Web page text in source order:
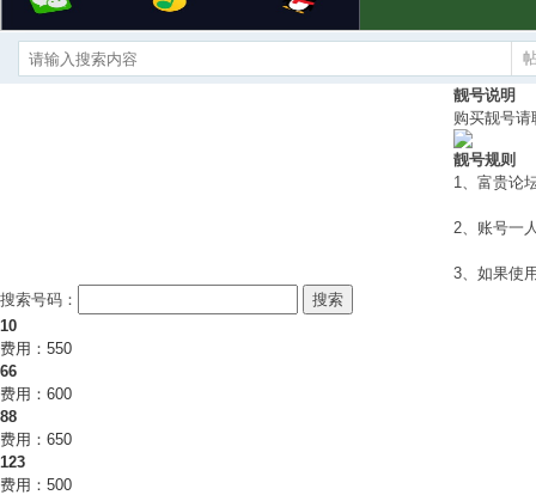
靓号说明
购买靓号
靓号规则
1、富贵论
2、账号一
3、如果使
搜索号码：
搜索
10
费用：550
66
费用：600
88
费用：650
123
费用：500